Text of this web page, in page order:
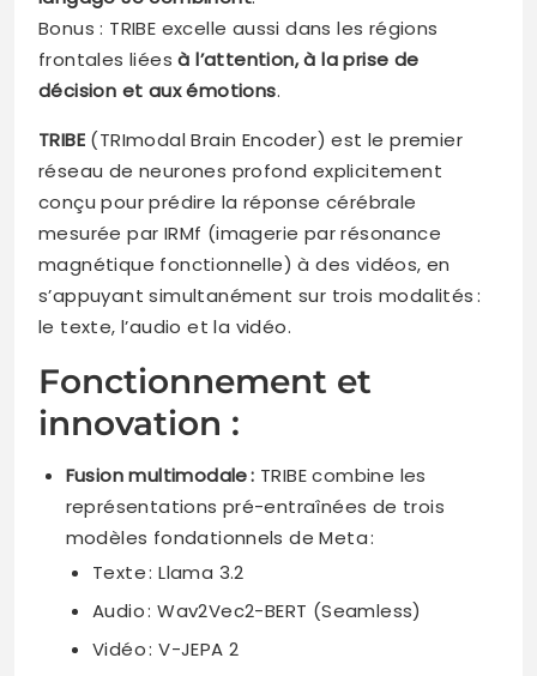
Bonus : TRIBE excelle aussi dans les régions
frontales liéesà l’attention, à la prise de
décision et aux émotions.
TRIBE (TRImodal Brain Encoder) est le premier
réseau de neurones profond explicitement
conçu pour prédire la réponse cérébrale
mesurée par IRMf (imagerie par résonance
magnétique fonctionnelle) à des vidéos, en
s’appuyant simultanément sur trois modalités :
le texte, l’audio et la vidéo.
Fonctionnement et
innovation :
Fusion multimodale : TRIBE combine les
représentations pré-entraînées de trois
modèles fondationnels de Meta :
Texte : Llama 3.2
Audio : Wav2Vec2-BERT (Seamless)
Vidéo : V-JEPA 2